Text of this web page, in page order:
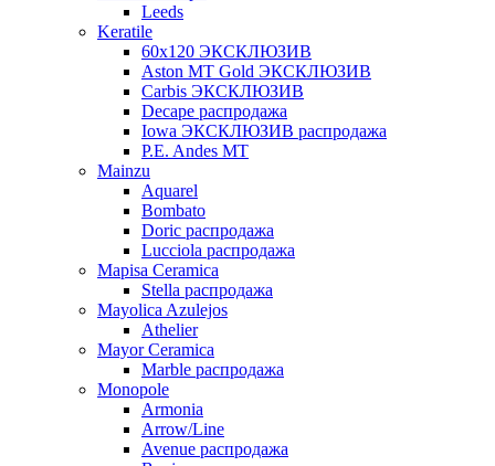
Leeds
Keratile
60х120 ЭКСКЛЮЗИВ
Aston MT Gold ЭКСКЛЮЗИВ
Carbis ЭКСКЛЮЗИВ
Decape распродажа
Iowa ЭКСКЛЮЗИВ распродажа
P.E. Andes MT
Mainzu
Aquarel
Bombato
Doric распродажа
Lucciola распродажа
Mapisa Ceramica
Stella распродажа
Mayolica Azulejos
Athelier
Mayor Ceramica
Marble распродажа
Monopole
Armonia
Arrow/Line
Avenue распродажа